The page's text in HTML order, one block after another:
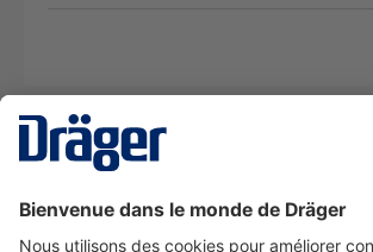
La technologie